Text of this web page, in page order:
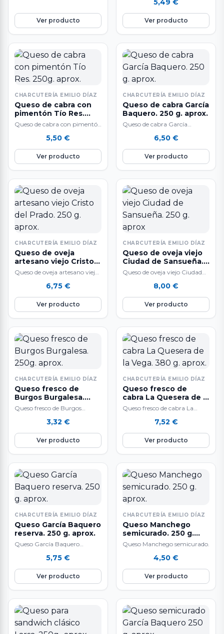
Ver producto
5,49 €
Ver producto
CHARCUTERÍA EMILIO DÍAZ
Queso de cabra con
pimentón Tío Res.
250g. aprox.
Queso de cabra con pimentón
5,50 €
Ver producto
CHARCUTERÍA EMILIO DÍAZ
Queso de cabra García
Baquero. 250 g. aprox.
Queso de cabra García
6,50 €
Ver producto
CHARCUTERÍA EMILIO DÍAZ
Queso de oveja
artesano viejo Cristo
del Prado. 250 g.
aprox.
Queso de oveja artesano viejo
6,75 €
Ver producto
CHARCUTERÍA EMILIO DÍAZ
Queso de oveja viejo
Ciudad de Sansueña.
250 g. aprox
Queso de oveja viejo Ciudad
8,00 €
Ver producto
CHARCUTERÍA EMILIO DÍAZ
Queso fresco de
Burgos Burgalesa.
250g. aprox.
Queso fresco de Burgos
3,32 €
Ver producto
CHARCUTERÍA EMILIO DÍAZ
Queso fresco de
cabra La Quesera de la
Vega. 380 g. aprox.
Queso fresco de cabra La
7,52 €
Ver producto
CHARCUTERÍA EMILIO DÍAZ
Queso García Baquero
reserva. 250 g. aprox.
Queso García Baquero
5,75 €
Ver producto
CHARCUTERÍA EMILIO DÍAZ
Queso Manchego
semicurado. 250 g.
aprox.
Queso Manchego semicurado.
4,50 €
Ver producto